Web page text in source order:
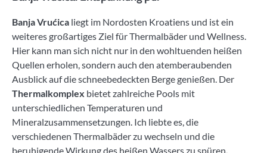
Banja Vrućica liegt im Nordosten Kroatiens und ist ein
weiteres großartiges Ziel für Thermalbäder und Wellness.
Hier kann man sich nicht nur in den wohltuenden heißen
Quellen erholen, sondern auch den atemberaubenden
Ausblick auf die schneebedeckten Berge genießen. Der
Thermalkomplex bietet zahlreiche Pools mit
unterschiedlichen Temperaturen und
Mineralzusammensetzungen. Ich liebte es, die
verschiedenen Thermalbäder zu wechseln und die
beruhigende Wirkung des heißen Wassers zu spüren.